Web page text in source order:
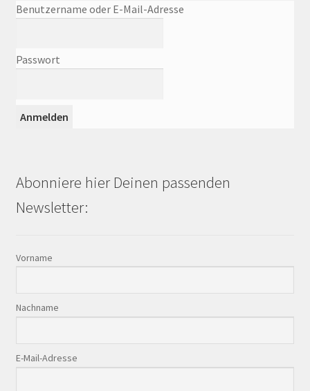
Benutzername oder E-Mail-Adresse
Passwort
Abonniere hier Deinen passenden
Newsletter:
Vorname
Nachname
E-Mail-Adresse